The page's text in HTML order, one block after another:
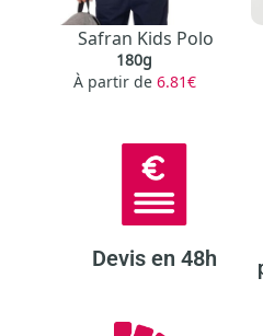
Safran Kids Polo
180g
À partir de 6.81€
Devis en 48h​